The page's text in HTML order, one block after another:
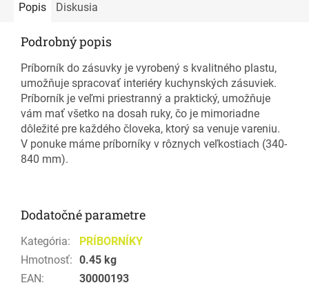
Popis Diskusia
Podrobný popis
Príborník do zásuvky je vyrobený s kvalitného plastu,
umožňuje spracovať interiéry kuchynských zásuviek.
Príborník je veľmi priestranný a praktický, umožňuje
vám mať všetko na dosah ruky, čo je mimoriadne
dôležité pre každého človeka, ktorý sa venuje vareniu.
V ponuke máme príborníky v rôznych veľkostiach (340-
840 mm).
Dodatočné parametre
Kategória:
PRÍBORNÍKY
Hmotnosť: 0.45 kg
EAN: 30000193